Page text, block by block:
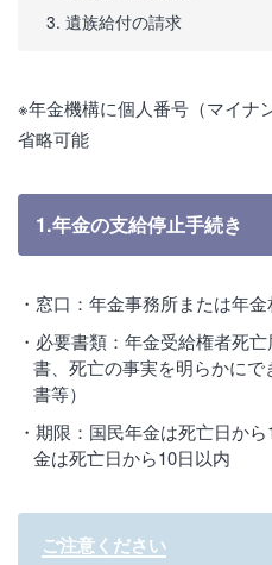
遺族給付の請求
※年金機構に個人番号（マイナ
省略可能
1.年金の支給停止手続き
窓口：年金事務所または年
必要書類：年金受給権者死
書、死亡の事実を明らかに
書等）
期限：国民年金は死亡日か
金は死亡日から10日以内
ご注意ください